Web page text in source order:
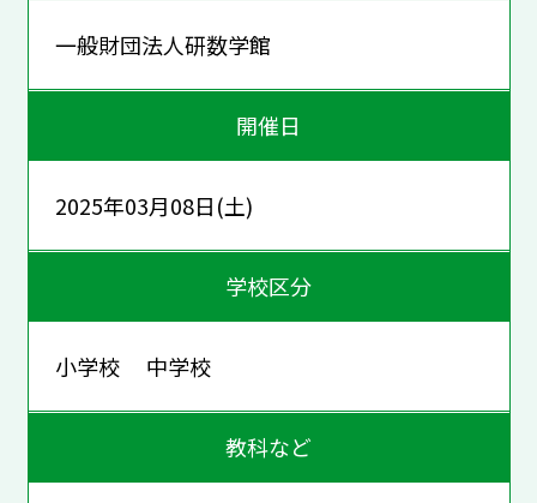
一般財団法人研数学館
開催日
2025年03月08日(土)
学校区分
小学校 中学校
教科など